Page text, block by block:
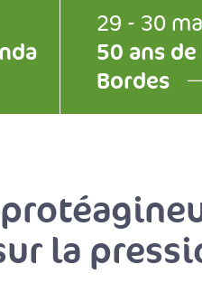
29 - 30
50 ans
Bordes
la